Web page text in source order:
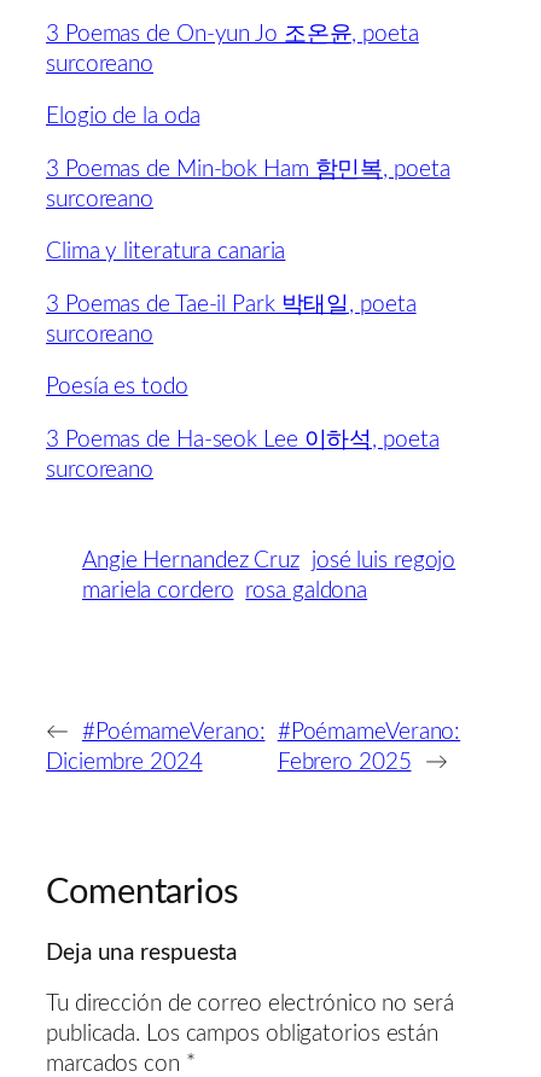
3 Poemas de On-yun Jo 조온윤, poeta
surcoreano
Elogio de la oda
3 Poemas de Min-bok Ham 함민복, poeta
surcoreano
Clima y literatura canaria
3 Poemas de Tae-il Park 박태일, poeta
surcoreano
Poesía es todo
3 Poemas de Ha-seok Lee 이하석, poeta
surcoreano
Angie Hernandez Cruz josé luis regojo
mariela cordero rosa galdona
←
#PoémameVerano:
Diciembre 2024
#PoémameVerano:
Febrero 2025
→
Comentarios
Deja una respuesta
Tu dirección de correo electrónico no será
publicada.
Los campos obligatorios están
marcados con *